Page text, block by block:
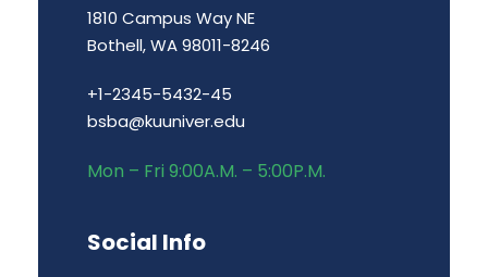
1810 Campus Way NE
Bothell, WA 98011-8246
+1-2345-5432-45
bsba@kuuniver.edu
Mon – Fri 9:00A.M. – 5:00P.M.
Social Info